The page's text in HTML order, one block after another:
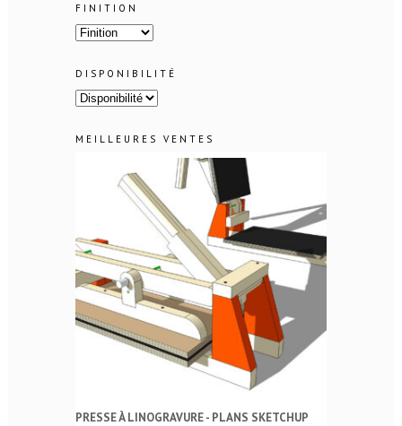
FINITION
DISPONIBILITÉ
MEILLEURES VENTES
PRESSE À LINOGRAVURE - PLANS SKETCHUP